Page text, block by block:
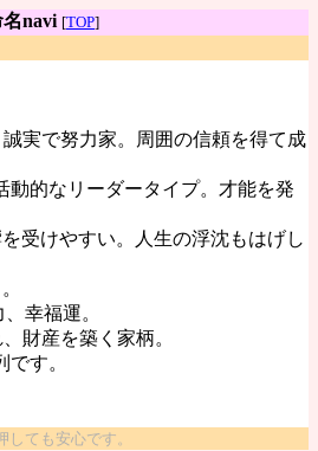
navi [TOP]
実で努力家。周囲の信頼を得て成
的なリーダータイプ。才能を発
受けやすい。人生の浮沈もはげし
幸福運。
財産を築く家柄。
す。
ても安心です。